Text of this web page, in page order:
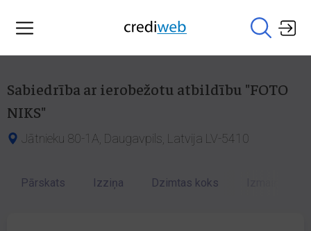
Sabiedrība ar ierobežotu atbildību "FOTO
NIKS"
Jātnieku 80-1A, Daugavpils, Latvija LV-5410
Pārskats Izziņa Dzimtas koks